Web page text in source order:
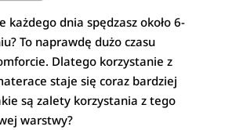
każdego dnia spędzasz około 6-
To naprawdę dużo czasu
Dlatego korzystanie z
staje się coraz bardziej
są zalety korzystania z tego
warstwy?